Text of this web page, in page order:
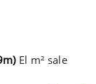
El m² sale